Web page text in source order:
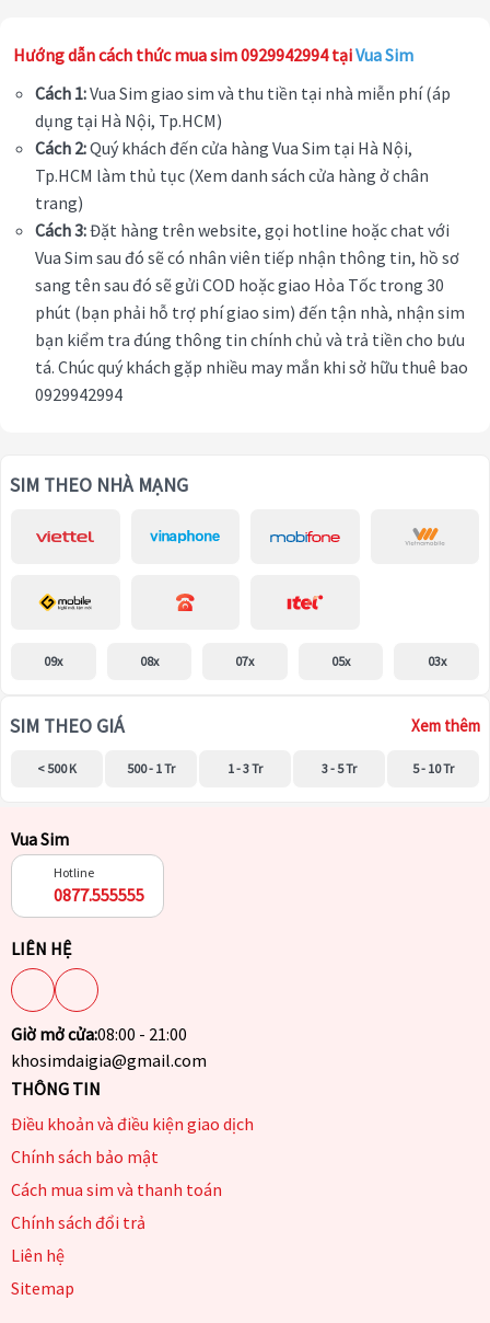
Hướng dẫn cách thức mua sim 0929942994 tạiVua Sim
Cách 1:Vua Sim giao sim và thu tiền tại nhà miễn phí (áp
dụng tại Hà Nội, Tp.HCM)
Cách 2:Quý khách đến cửa hàng Vua Sim tại Hà Nội,
Tp.HCM làm thủ tục (Xem danh sách cửa hàng ở chân
trang)
Cách 3:Đặt hàng trên website, gọi hotline hoặc chat với
Vua Sim sau đó sẽ có nhân viên tiếp nhận thông tin, hồ sơ
sang tên sau đó sẽ gửi COD hoặc giao Hỏa Tốc trong 30
phút (bạn phải hỗ trợ phí giao sim) đến tận nhà, nhận sim
bạn kiểm tra đúng thông tin chính chủ và trả tiền cho bưu
tá. Chúc quý khách gặp nhiều may mắn khi sở hữu thuê bao
0929942994
SIM THEO NHÀ MẠNG
09x 08x 07x 05x 03x
SIM THEO GIÁ Xem thêm
< 500 K 500 - 1 Tr 1 - 3 Tr 3 - 5 Tr 5 - 10 Tr
Vua Sim
Hotline
0877.555555
LIÊN HỆ
Giờ mở cửa:08:00 - 21:00
khosimdaigia@gmail.com
THÔNG TIN
Điều khoản và điều kiện giao dịch
Chính sách bảo mật
Cách mua sim và thanh toán
Chính sách đổi trả
Liên hệ
Sitemap